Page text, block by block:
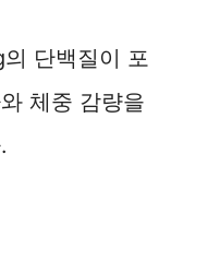
단백질이 포
체중 감량을